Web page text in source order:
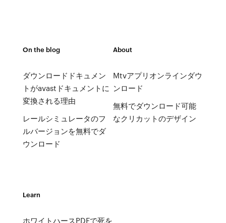
On the blog
ダウンロードドキュメン
トがavastドキュメントに
変換される理由
レールシミュレータのフ
ルバージョンを無料でダ
ウンロード
About
Mtvアプリオンラインダウ
ンロード
無料でダウンロード可能
なクリカットのデザイン
Learn
ホワイトハースPDFで死を